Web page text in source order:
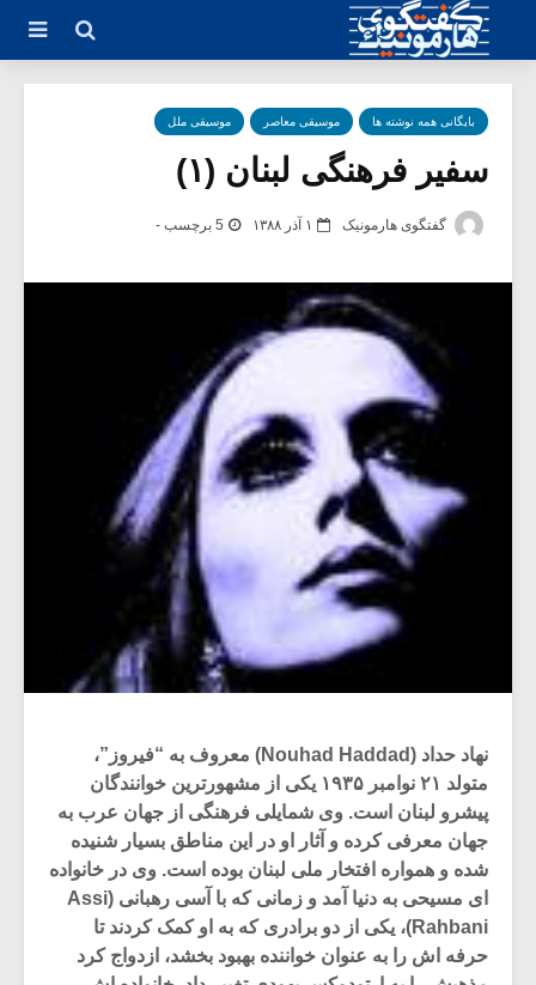
بایگانی همه نوشته ها موسیقی معاصر موسیقی ملل
سفیر فرهنگی لبنان (۱)
گفتگوی هارمونیک ۱ آذر ۱۳۸۸ 5 برچسب -
نهاد حداد (Nouhad Haddad) معروف به “فیروز‎”،
متولد ۲۱ نوامبر ۱۹۳۵ یکی از مشهورترین خوانندگان
پیشرو لبنان است. وی شمایلی فرهنگی از جهان عرب به
جهان معرفی کرده و آثار او در این مناطق بسیار شنیده
شده و همواره افتخار ملی لبنان بوده است. وی در خانواده
ای مسیحی به دنیا آمد و زمانی که با آسی رهبانی (Assi
Rahbani)، یکی از دو برادری که به او کمک کردند تا
حرفه اش را به عنوان خواننده بهبود بخشد، ازدواج کرد